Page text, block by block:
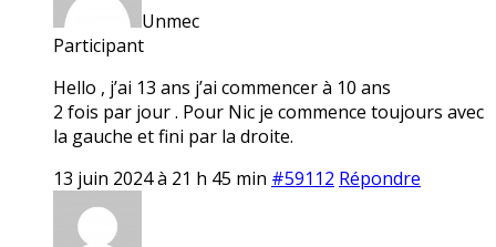
Unmec
Participant
Hello , j’ai 13 ans j’ai commencer à 10 ans
2 fois par jour . Pour Nic je commence toujours avec
la gauche et fini par la droite.
13 juin 2024 à 21 h 45 min #59112 Répondre